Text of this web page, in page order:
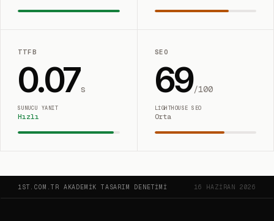
TTFB
0.07s
SUNUCU YANIT
Hızlı
SEO
69/100
LIGHTHOUSE SEO
Orta
1ST.COM.TR AKADEMIK TASARIM DENETIMI 16 HAZIRAN 2026